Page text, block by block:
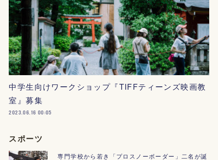
中学生向けワークショップ『TIFFティーンズ映画教
室』募集
2023.06.16 00:05
スポーツ
専門学校から若き「プロスノーボーダー」二名が誕